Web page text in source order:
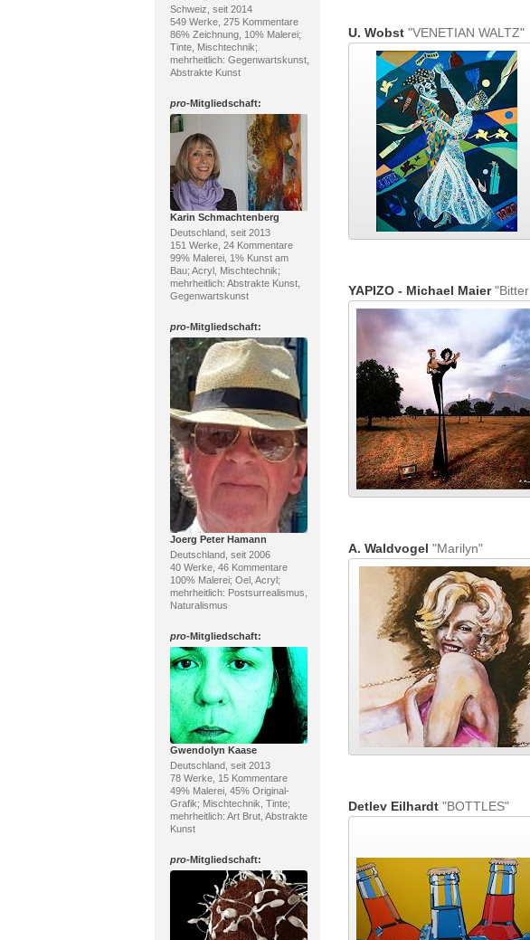
Schweiz, seit 2014
549 Werke, 275 Kommentare
86% Zeichnung, 10% Malerei;
Tinte, Mischtechnik;
mehrheitlich: Gegenwartskunst,
Abstrakte Kunst
pro-Mitgliedschaft:
Karin Schmachtenberg
Deutschland, seit 2013
151 Werke, 24 Kommentare
99% Malerei, 1% Kunst am
Bau; Acryl, Mischtechnik;
mehrheitlich: Abstrakte Kunst,
Gegenwartskunst
pro-Mitgliedschaft:
Joerg Peter Hamann
Deutschland, seit 2006
40 Werke, 46 Kommentare
100% Malerei; Oel, Acryl;
mehrheitlich: Postsurrealismus,
Naturalismus
pro-Mitgliedschaft:
Gwendolyn Kaase
Deutschland, seit 2013
78 Werke, 15 Kommentare
49% Malerei, 45% Original-
Grafik; Mischtechnik, Tinte;
mehrheitlich: Art Brut, Abstrakte
Kunst
pro-Mitgliedschaft:
U. Wobst"VENETIAN WALTZ"
YAPIZO - Michael Maier"Bitter sweet symphony"
A. Waldvogel "Marilyn"
Detlev Eilhardt"BOTTLES"